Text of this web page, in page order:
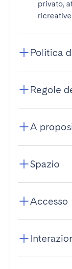
privato,
Politica
Regole
A
Spazio
Accesso